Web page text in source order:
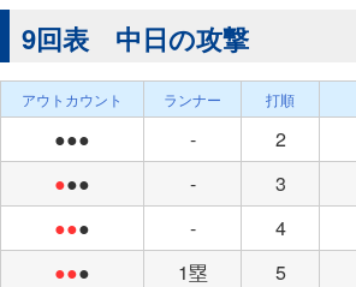
9回表 中日の攻撃
アウトカウント ランナー 打順
●●● - 2
●●● - 3
●●● - 4
●●● 1塁 5